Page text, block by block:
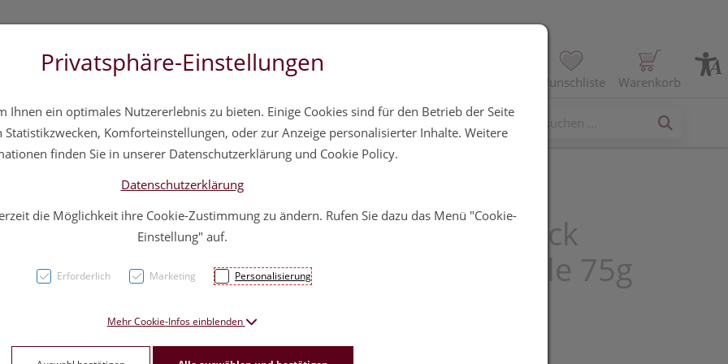
Wunschliste Warenkorb
Hautpflege Familie Nahrungsergänzung Diverses
Latschenkiefer -mack
Hustenbonbons-sole 75g
4,10 EUR
Privatsphäre-Einstellungen
Ihnen ein optimales Nutzererlebnis zu bieten. Einige Cookies sind für den Betrieb der Seite
Komforteinstellungen, oder zur Anzeige personalisierter Inhalte. Weitere
finden Sie in unserer Datenschutzerklärung und Cookie Policy.
Datenschutzerklärung
die Möglichkeit ihre Cookie-Zustimmung zu ändern. Rufen Sie dazu das Menü "Cookie-
Einstellung" auf.
Erforderlich Marketing Personalisierung
Mehr Cookie-Infos einblenden